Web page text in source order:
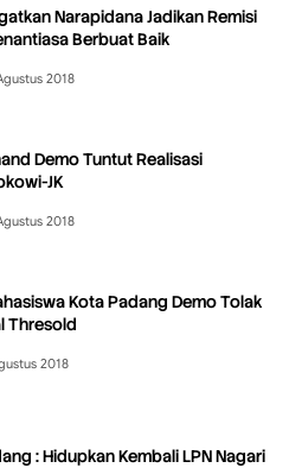
Narapidana Jadikan Remisi
Berbuat Baik
2018
Demo Tuntut Realisasi
JK
2018
Kota Padang Demo Tolak
Thresold
2018
: Hidupkan Kembali LPN Nagari